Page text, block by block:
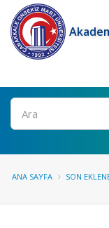
Ara
ANA SAYFA SON